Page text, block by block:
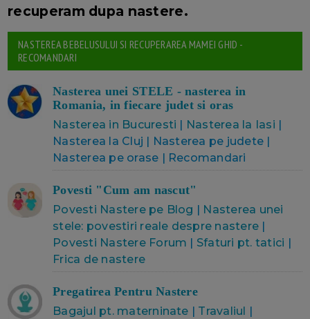
recuperam dupa nastere.
NASTEREA BEBELUSULUI SI RECUPERAREA MAMEI GHID -
RECOMANDARI
Nasterea unei STELE - nasterea in
Romania, in fiecare judet si oras
Nasterea in Bucuresti Nasterea la Iasi
Nasterea la Cluj | Nasterea pe judete |
Nasterea pe orase | Recomandari
Povesti "Cum am nascut"
Povesti Nastere pe Blog
Nasterea unei
stele: povestiri reale despre nastere
Povesti Nastere Forum
Sfaturi pt. tatici
Frica de nastere
Pregatirea Pentru Nastere
Bagajul pt. materninate Travaliul